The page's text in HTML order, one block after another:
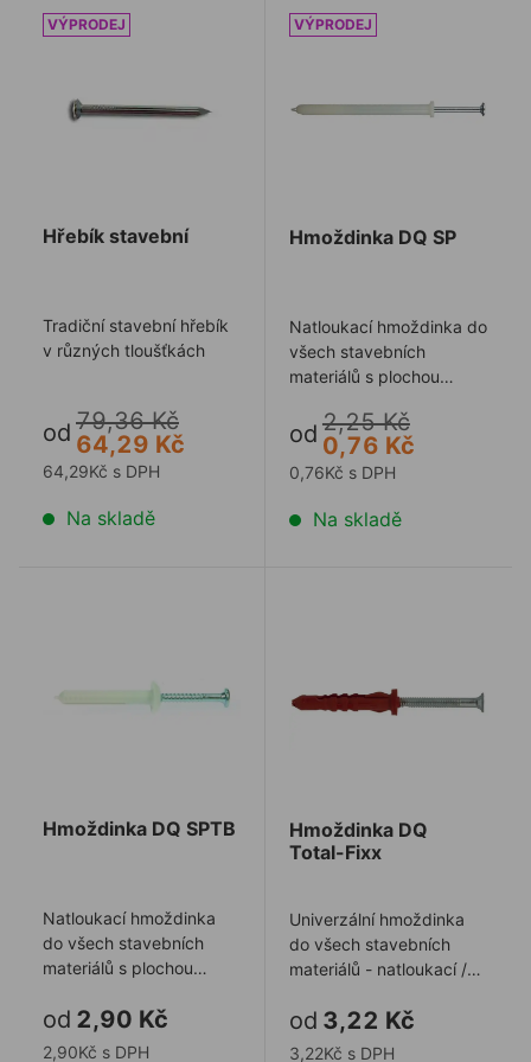
Hřebík stavební
Hřebík stavební
Tradiční stavební hřebík
v různých tloušťkách
od 79,36 Kč
64,29 Kč
64,29Kč s DPH
Na skladě
Hmoždinka DQ SP
Hmoždinka DQ SP
Natloukací hmoždinka do
všech stavebních
materiálů s plochou
od 2,25 Kč
0,76 Kč
0,76Kč s DPH
Na skladě
Hmoždinka DQ SPTB
Natloukací hmoždinka
do všech stavebních
materiálů s plochou
od 2,90 Kč
2,90Kč s DPH
Hmoždinka DQ
Total-Fixx
Univerzální hmoždinka
do všech stavebních
materiálů - natloukací /
od 3,22 Kč
3,22Kč s DPH